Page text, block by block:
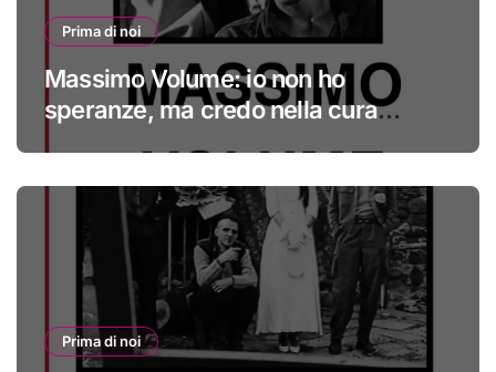
Prima di noi
Massimo Volume: io non ho
speranze, ma credo nella cura
Prima di noi